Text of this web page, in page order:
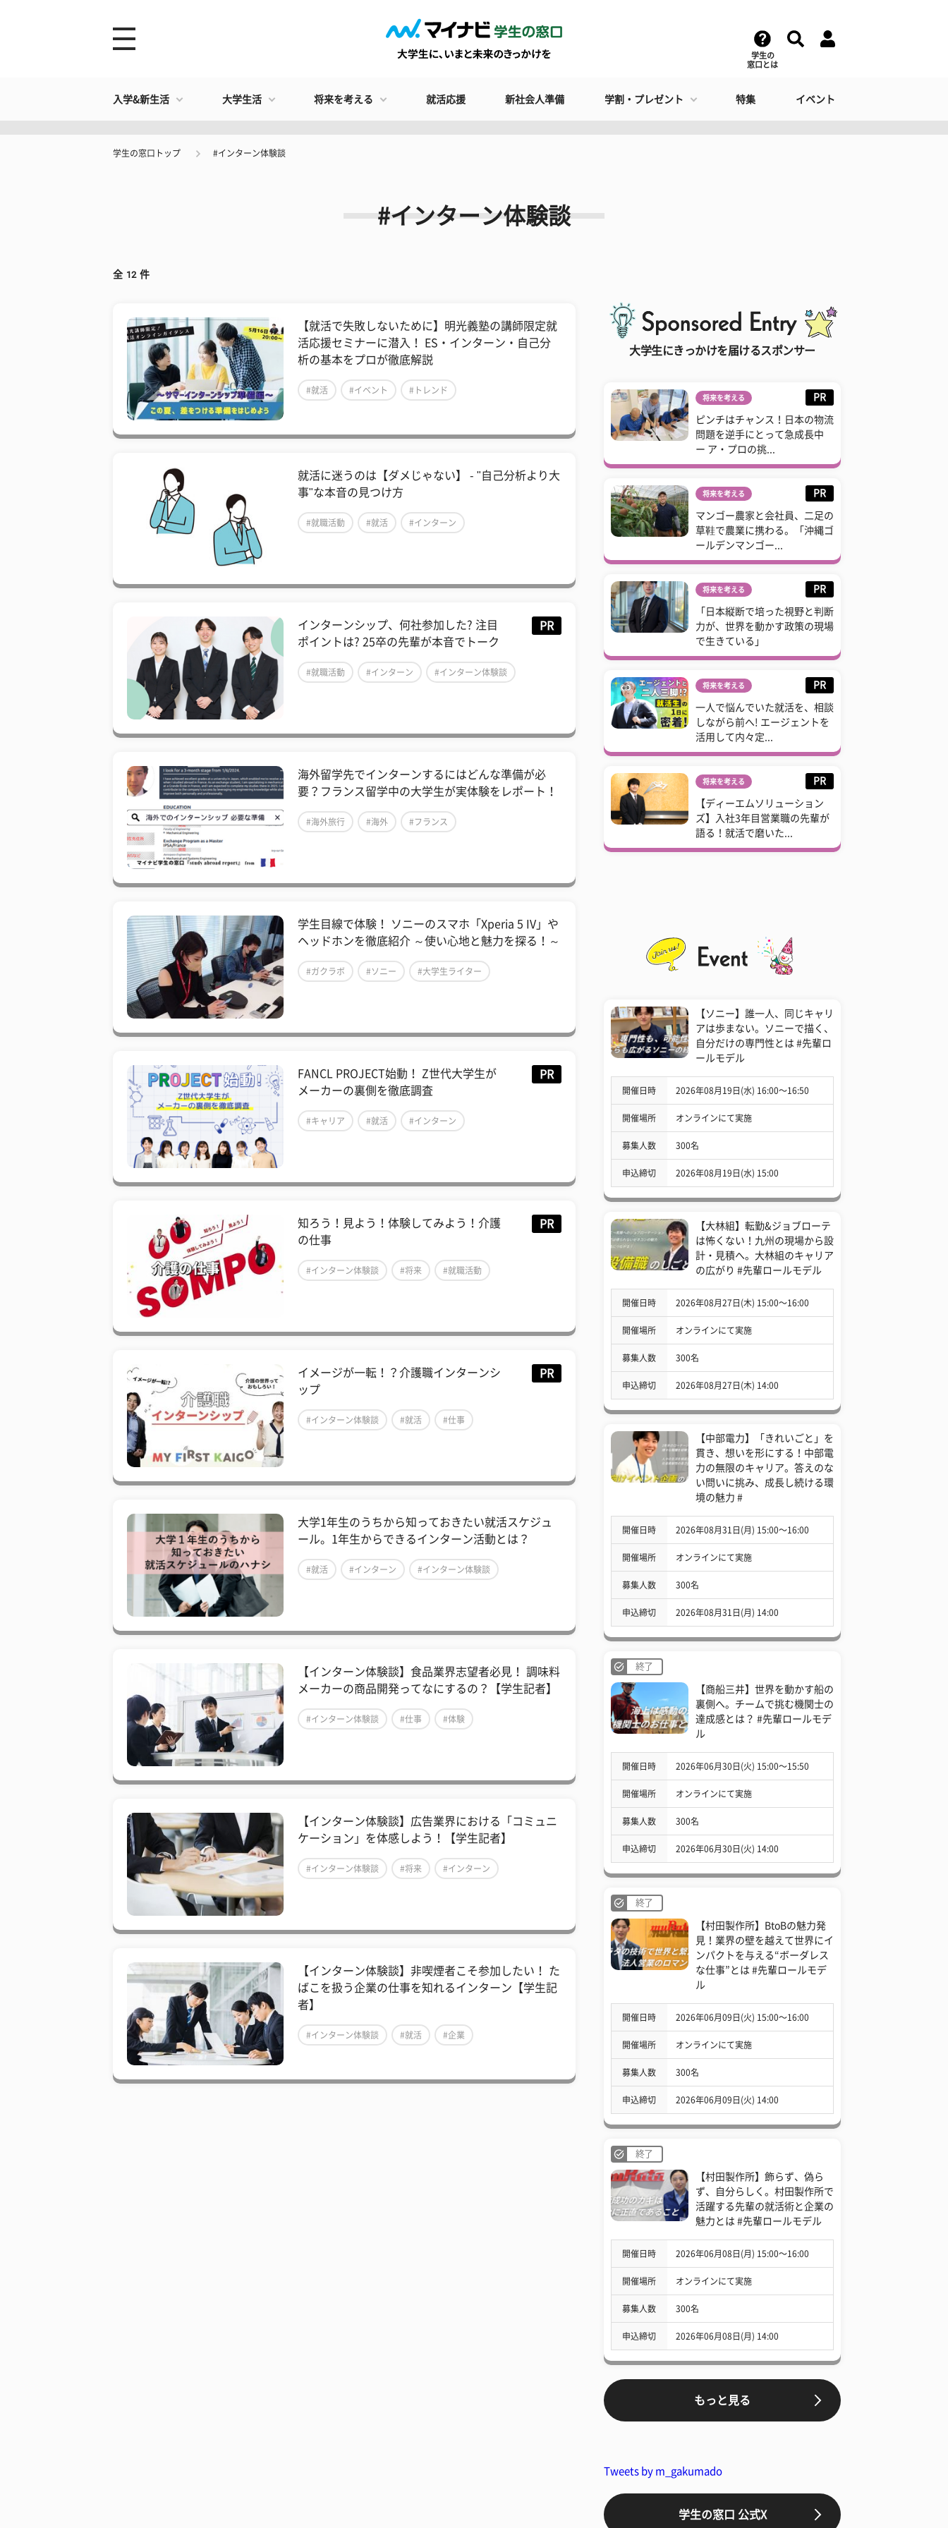
学生の
窓口とは
入学&新生活 大学生活 将来を考える 就活応援 新社会人準備 学割・プレゼント 特集 イベント
学生の窓口トップ #インターン体験談
#インターン体験談
全 12 件
【就活で失敗しないために】明光義塾の講師限定就
活応援セミナーに潜入！ ES・インターン・自己分
析の基本をプロが徹底解説
#就活 #イベント #トレンド
就活に迷うのは【ダメじゃない】 - "自己分析より大
事"な本音の見つけ方
#就職活動 #就活 #インターン
インターンシップ、何社参加した? 注目
ポイントは? 25卒の先輩が本音でトーク
PR
#就職活動 #インターン #インターン体験談
海外留学先でインターンするにはどんな準備が必
要？フランス留学中の大学生が実体験をレポート！
#海外旅行 #海外 #フランス
学生目線で体験！ ソニーのスマホ「Xperia 5 IV」や
ヘッドホンを徹底紹介 ～使い心地と魅力を探る！～
#ガクラボ #ソニー #大学生ライター
FANCL PROJECT始動！ Z世代大学生が
メーカーの裏側を徹底調査
PR
#キャリア #就活 #インターン
知ろう！見よう！体験してみよう！介護
の仕事
PR
#インターン体験談 #将来 #就職活動
イメージが一転！？介護職インターンシ
ップ
PR
#インターン体験談 #就活 #仕事
大学1年生のうちから知っておきたい就活スケジュ
ール。1年生からできるインターン活動とは？
#就活 #インターン #インターン体験談
【インターン体験談】食品業界志望者必見！ 調味料
メーカーの商品開発ってなにするの？【学生記者】
#インターン体験談 #仕事 #体験
【インターン体験談】広告業界における「コミュニ
ケーション」を体感しよう！【学生記者】
#インターン体験談 #将来 #インターン
【インターン体験談】非喫煙者こそ参加したい！ た
ばこを扱う企業の仕事を知れるインターン【学生記
者】
#インターン体験談 #就活 #企業
大学生にきっかけを届けるスポンサー
将来を考える PR
ピンチはチャンス！日本の物流
問題を逆手にとって急成長中
ー ア・プロの挑...
将来を考える PR
マンゴー農家と会社員、二足の
草鞋で農業に携わる。「沖縄ゴ
ールデンマンゴー...
将来を考える PR
「日本縦断で培った視野と判断
力が、世界を動かす政策の現場
で生きている」
将来を考える PR
一人で悩んでいた就活を、相談
しながら前へ! エージェントを
活用して内々定...
将来を考える PR
【ディーエムソリューション
ズ】入社3年目営業職の先輩が
語る！就活で磨いた...
【ソニー】誰一人、同じキャリ
アは歩まない。ソニーで描く、
自分だけの専門性とは #先輩ロ
ールモデル
開催日時 2026年08月19日(水) 16:00〜16:50
開催場所 オンラインにて実施
募集人数 300名
申込締切 2026年08月19日(水) 15:00
【大林組】転勤&ジョブローテ
は怖くない！九州の現場から設
計・見積へ。大林組のキャリア
の広がり #先輩ロールモデル
開催日時 2026年08月27日(木) 15:00〜16:00
開催場所 オンラインにて実施
募集人数 300名
申込締切 2026年08月27日(木) 14:00
【中部電力】「きれいごと」を
貫き、想いを形にする！中部電
力の無限のキャリア。答えのな
い問いに挑み、成長し続ける環
境の魅力 #
開催日時 2026年08月31日(月) 15:00〜16:00
開催場所 オンラインにて実施
募集人数 300名
申込締切 2026年08月31日(月) 14:00
終了
【商船三井】世界を動かす船の
裏側へ。チームで挑む機関士の
達成感とは？ #先輩ロールモデ
ル
開催日時 2026年06月30日(火) 15:00〜15:50
開催場所 オンラインにて実施
募集人数 300名
申込締切 2026年06月30日(火) 14:00
終了
【村田製作所】BtoBの魅力発
見！業界の壁を越えて世界にイ
ンパクトを与える“ボーダレス
な仕事”とは #先輩ロールモデ
ル
開催日時 2026年06月09日(火) 15:00〜16:00
開催場所 オンラインにて実施
募集人数 300名
申込締切 2026年06月09日(火) 14:00
終了
【村田製作所】飾らず、偽ら
ず、自分らしく。村田製作所で
活躍する先輩の就活術と企業の
魅力とは #先輩ロールモデル
開催日時 2026年06月08日(月) 15:00〜16:00
開催場所 オンラインにて実施
募集人数 300名
申込締切 2026年06月08日(月) 14:00
もっと見る
Tweets by m_gakumado
学生の窓口 公式X